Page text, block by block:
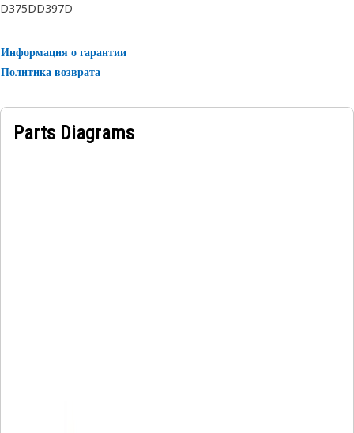
D375DD397D
Информация о гарантии
Политика возврата
Parts Diagrams